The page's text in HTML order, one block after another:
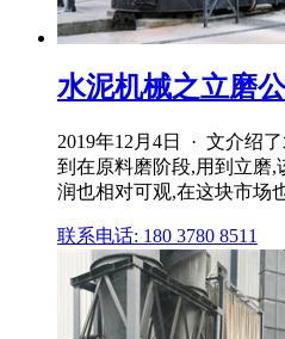
水泥机械之立磨
2019年12月4日 · 文介绍
到在原料磨阶段,用到立磨,
润也相对可观,在这块市场
联系电话: 180 3780 8511